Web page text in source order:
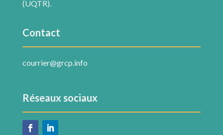
(UQTR).
Contact
courrier@grcp.info
Réseaux sociaux